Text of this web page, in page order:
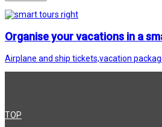
Organise your vacations in a
Airplane and ship tickets,vacation
TOP